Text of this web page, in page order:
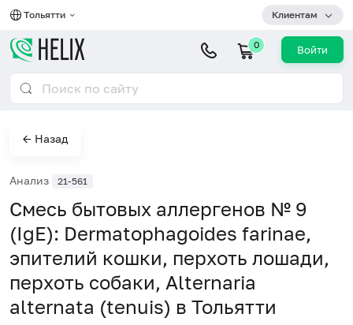
Тольятти Клиентам
0 Войти
← Назад
Анализ 21-561
Смесь бытовых аллергенов № 9
(IgE): Dermatophagoides farinae,
эпителий кошки, перхоть лошади,
перхоть собаки, Alternaria
alternata (tenuis) в Тольятти